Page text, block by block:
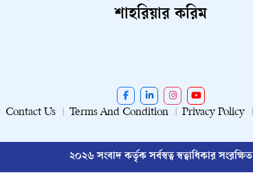
শাহরিয়ার করিম
Contact Us Terms And Condition Privacy Policy
২০২৬ সংবাদ কর্তৃক সর্বস্বত্ব স্বত্বাধিকার সংরক্ষিত